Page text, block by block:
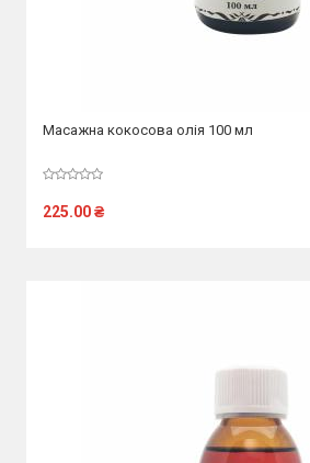
Масажна кокосова олія 100 мл
225.00₴